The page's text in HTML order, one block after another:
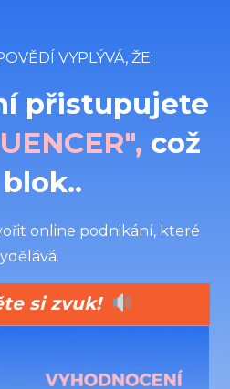
VYPLÝVÁ, ŽE:
přistupujete
což
online podnikání, které
si zvuk!